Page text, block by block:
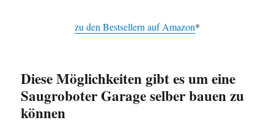
zu den Bestsellern auf Amazon*
Diese Möglichkeiten gibt es um eine
Saugroboter Garage selber bauen zu
können